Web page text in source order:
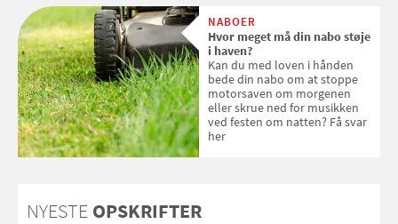
med SPF kan erstatte
solcreme, når man bevæger
sig ud i solen
NABOER
Hvor meget må din nabo støje
i haven?
Kan du med loven i hånden
bede din nabo om at stoppe
motorsaven om morgenen
eller skrue ned for musikken
ved festen om natten? Få svar
her
NYESTE OPSKRIFTER